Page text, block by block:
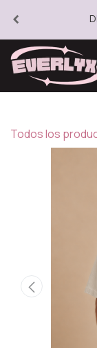
Todos los